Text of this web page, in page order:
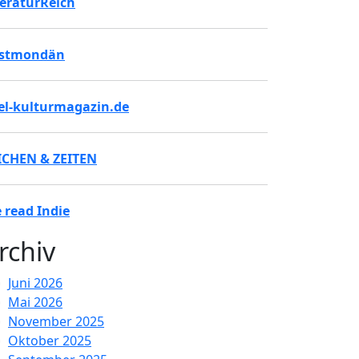
kulturmagazin.de
& ZEITEN
read Indie
Juni 2026
Mai 2026
November 2025
Oktober 2025